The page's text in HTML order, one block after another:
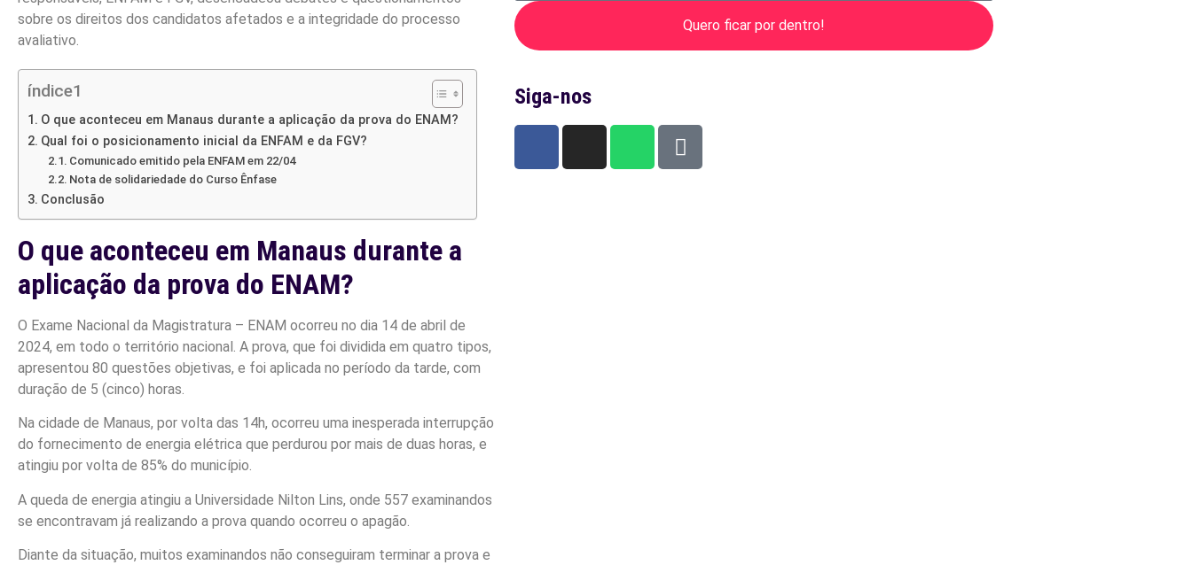
sobre os direitos dos candidatos afetados e a integridade do processo
avaliativo.
índice1
O que aconteceu em Manaus durante a aplicação da prova do ENAM?
Qual foi o posicionamento inicial da ENFAM e da FGV?
Comunicado emitido pela ENFAM em 22/04
Nota de solidariedade do Curso Ênfase
Conclusão
O que aconteceu em Manaus durante a
aplicação da prova do ENAM?
O Exame Nacional da Magistratura – ENAM ocorreu no dia 14 de abril de
2024, em todo o território nacional. A prova, que foi dividida em quatro tipos,
apresentou 80 questões objetivas, e foi aplicada no período da tarde, com
duração de 5 (cinco) horas.
Na cidade de Manaus, por volta das 14h, ocorreu uma inesperada interrupção
do fornecimento de energia elétrica que perdurou por mais de duas horas, e
atingiu por volta de 85% do município.
A queda de energia atingiu a Universidade Nilton Lins, onde 557 examinandos
se encontravam já realizando a prova quando ocorreu o apagão.
Diante da situação, muitos examinandos não conseguiram terminar a prova e
Quero ficar por dentro!
Siga-nos